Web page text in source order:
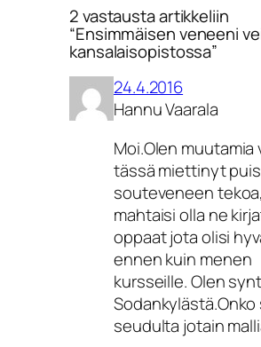
2 vastausta artikkeliin
“Ensimmäisen veneeni
kansalaisopistossa”
24.4.2016
Hannu Vaarala
Moi.Olen muutamia
tässä miettinyt
souteveneen
mahtaisi olla ne
oppaat jota olisi
ennen kuin menen
kursseille. Olen
Sodankylästä.Onko
seudulta jotain